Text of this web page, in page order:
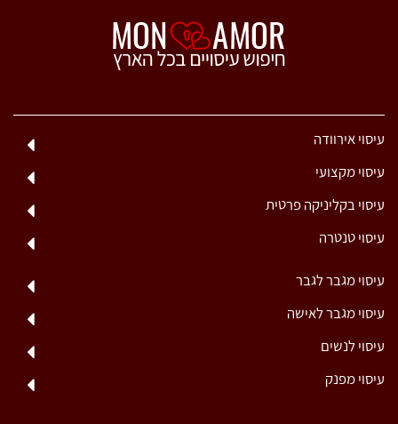
עיסוי אירוודה
עיסוי מקצועי
עיסוי בקליניקה פרטית
עיסוי טנטרה
עיסוי מגבר לגבר
עיסוי מגבר לאישה
עיסוי לנשים
עיסוי מפנק